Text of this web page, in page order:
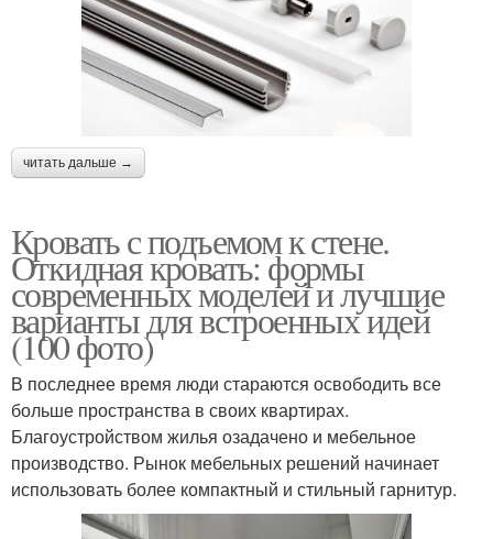
читать дальше →
Кровать с подъемом к стене.
Откидная кровать: формы
современных моделей и лучшие
варианты для встроенных идей
(100 фото)
В последнее время люди стараются освободить все
больше пространства в своих квартирах.
Благоустройством жилья озадачено и мебельное
производство. Рынок мебельных решений начинает
использовать более компактный и стильный гарнитур.